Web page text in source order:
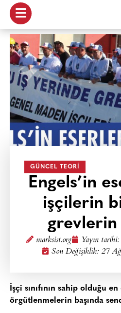
GÜNCEL TEORI
Engels’in
işçilerin
grevlerin
marksist.org Yayın tarihi:
Son Değişiklik: 27
İşçi sınıfının sahip olduğu
örgütlenmelerin başında